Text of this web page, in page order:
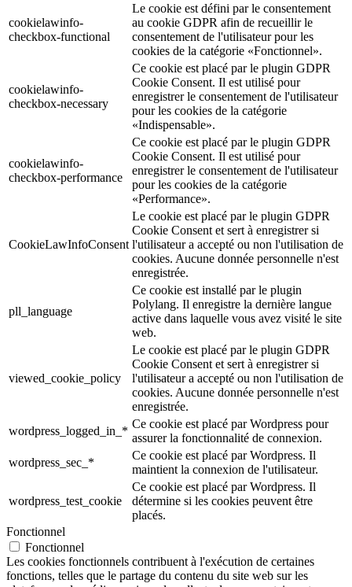
cookielawinfo-
checkbox-functional
Le cookie est défini par le consentement
au cookie GDPR afin de recueillir le
consentement de l'utilisateur pour les
cookies de la catégorie «Fonctionnel».
cookielawinfo-
checkbox-necessary
Ce cookie est placé par le plugin GDPR
Cookie Consent. Il est utilisé pour
enregistrer le consentement de l'utilisateur
pour les cookies de la catégorie
«Indispensable».
cookielawinfo-
checkbox-performance
Ce cookie est placé par le plugin GDPR
Cookie Consent. Il est utilisé pour
enregistrer le consentement de l'utilisateur
pour les cookies de la catégorie
«Performance».
CookieLawInfoConsent
Le cookie est placé par le plugin GDPR
Cookie Consent et sert à enregistrer si
l'utilisateur a accepté ou non l'utilisation de
cookies. Aucune donnée personnelle n'est
enregistrée.
pll_language
Ce cookie est installé par le plugin
Polylang. Il enregistre la dernière langue
active dans laquelle vous avez visité le site
web.
viewed_cookie_policy
Le cookie est placé par le plugin GDPR
Cookie Consent et sert à enregistrer si
l'utilisateur a accepté ou non l'utilisation de
cookies. Aucune donnée personnelle n'est
enregistrée.
wordpress_logged_in_*
Ce cookie est placé par Wordpress pour
assurer la fonctionnalité de connexion.
wordpress_sec_*
Ce cookie est placé par Wordpress. Il
maintient la connexion de l'utilisateur.
wordpress_test_cookie
Ce cookie est placé par Wordpress. Il
détermine si les cookies peuvent être
placés.
Fonctionnel
Fonctionnel
Les cookies fonctionnels contribuent à l'exécution de certaines
fonctions, telles que le partage du contenu du site web sur les